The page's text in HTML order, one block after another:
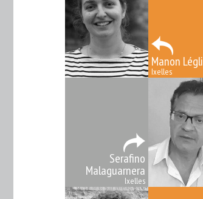
Manon
Ixelles
Serafino
Malaguarnera
Ixelles